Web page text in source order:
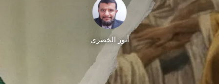
أنور الخضري